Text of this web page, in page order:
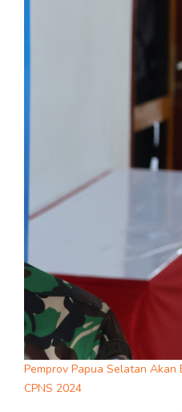
Pemprov Papua Selatan
CPNS 2024